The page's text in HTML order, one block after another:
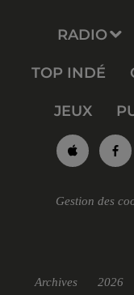
RADIO
TOP INDÉ
JEUX
Gestion des
Archives 2026